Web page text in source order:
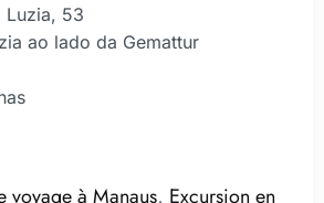
Luzia, 53
ao lado da Gemattur
voyage à Manaus, Excursion en